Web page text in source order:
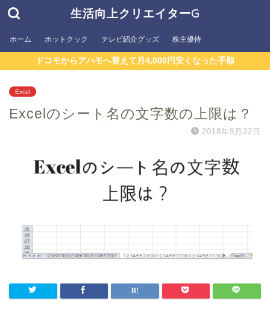
生活向上クリエイターG
ホーム ホットクック テレビ紹介グッズ 株主優待
ドコモからアハモへ替えて月4,000円安くなった手順
Excel
Excelのシート名の文字数の上限は？
2018年9月22日